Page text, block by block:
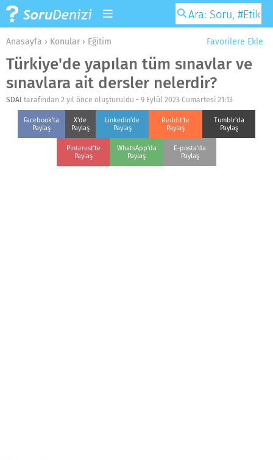
Favorilere Ekle
Anasayfa › Konular › Eğitim
Türkiye'de yapılan tüm sınavlar ve
sınavlara ait dersler nelerdir?
SDAI tarafından 2 yıl önce oluşturuldu - 9 Eylül 2023 Cumartesi 21:13
Facebook'ta
Paylaş
X'de
Paylaş
Linkedin'de
Paylaş
Reddit'te
Paylaş
Tumblr'da
Paylaş
Pinterest'te
Paylaş
WhatsApp'da
Paylaş
E-posta'da
Paylaş